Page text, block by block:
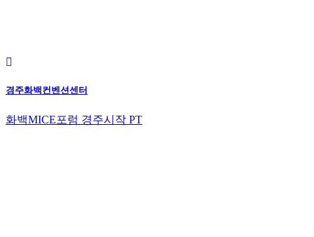
경주화백컨벤션센터
화백MICE포럼 경주시작 PT